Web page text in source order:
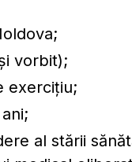
vorbit);
exerciţiu;
al stării